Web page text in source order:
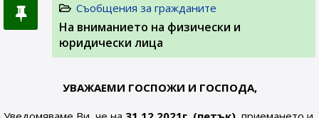
Съобщения за гражданите
На вниманието на физически и
юридически лица
УВАЖАЕМИ ГОСПОЖИ И ГОСПОДА,